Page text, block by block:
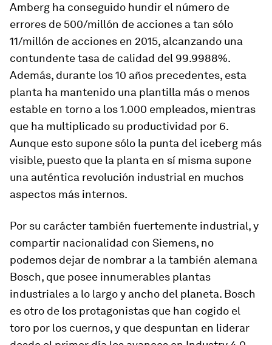
Amberg ha conseguido hundir el número de
errores de 500/millón de acciones a tan sólo
11/millón de acciones en 2015, alcanzando una
contundente tasa de calidad del 99.9988%.
Además, durante los 10 años precedentes, esta
planta ha mantenido una plantilla más o menos
estable en torno a los 1.000 empleados, mientras
que ha multiplicado su productividad por 6.
Aunque esto supone sólo la punta del iceberg más
visible, puesto que la planta en sí misma supone
una auténtica revolución industrial en muchos
aspectos más internos.
Por su carácter también fuertemente industrial, y
compartir nacionalidad con Siemens, no
podemos dejar de nombrar a la también alemana
Bosch, que posee innumerables plantas
industriales a lo largo y ancho del planeta. Bosch
es otro de los protagonistas que han cogido el
toro por los cuernos, y que despuntan en liderar